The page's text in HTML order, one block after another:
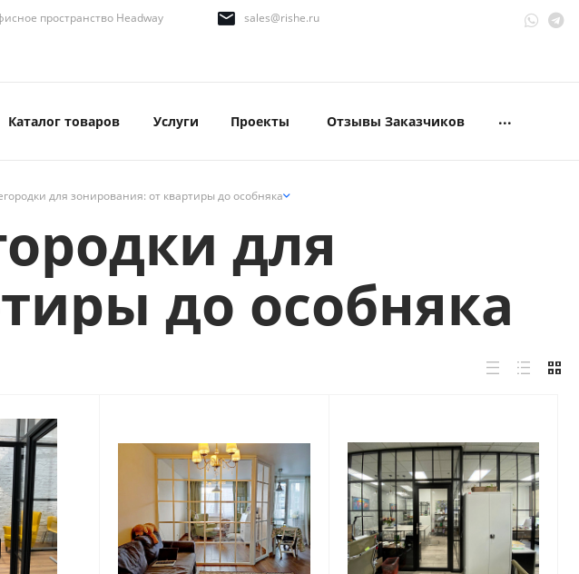
пространство Headway sales@rishe.ru
Каталог товаров Услуги Проекты Отзывы Заказчиков ...
для зонирования: от квартиры до особняка
для
до особняка